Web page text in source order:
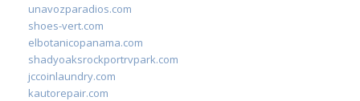
unavozparadios.com
shoes-vert.com
elbotanicopanama.com
shadyoaksrockportrvpark.com
jccoinlaundry.com
kautorepair.com